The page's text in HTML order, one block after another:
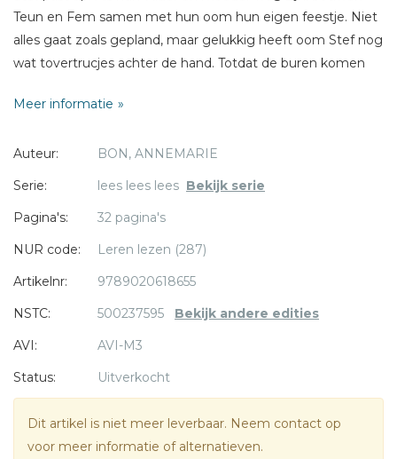
Teun en Fem samen met hun oom hun eigen feestje. Niet
alles gaat zoals gepland, maar gelukkig heeft oom Stef nog
wat tovertrucjes achter de hand. Totdat de buren komen
Meer informatie
Auteur:
BON, ANNEMARIE
Serie:
lees lees lees Bekijk serie
Pagina's:
32 pagina's
NUR code:
Leren lezen (287)
Artikelnr:
9789020618655
NSTC:
500237595 Bekijk andere edities
AVI:
AVI-M3
Status:
Uitverkocht
Dit artikel is niet meer leverbaar. Neem contact op
voor meer informatie of alternatieven.
Titel *
Bericht *